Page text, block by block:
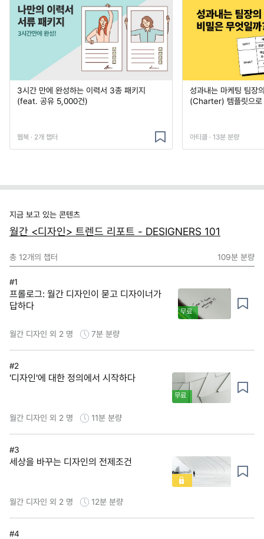
3시간 만에 완성하는 이력서 3종 패키지
(feat. 공유 5,000건)
웹북 · 2개 챕터
성과내는 마케팅 팀장
(Charter) 템플릿으로
아티클 · 13분 분량
지금 보고 있는 콘텐츠
월간 <디자인> 트렌드 리포트 - DESIGNERS 101
총 12개의 챕터 109분 분량
#1
프롤로그: 월간 디자인이 묻고 디자이너가
답하다
무료
월간 디자인 외 2 명 7분 분량
#2
'디자인'에 대한 정의에서 시작하다
무료
월간 디자인 외 2 명 11분 분량
#3
세상을 바꾸는 디자인의 전제조건
월간 디자인 외 2 명 12분 분량
#4